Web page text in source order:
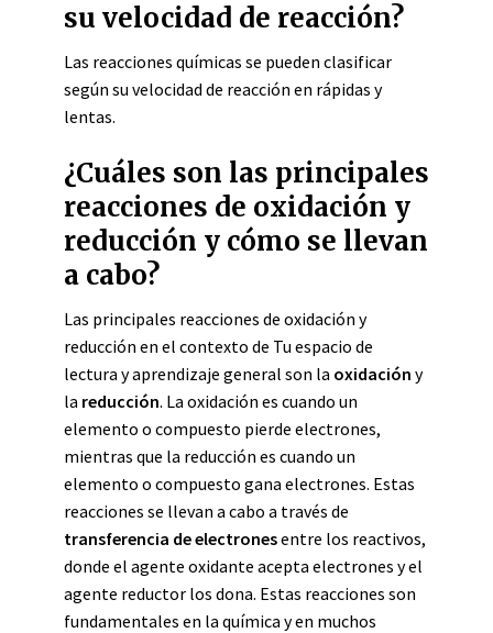
su velocidad de reacción?
Las reacciones químicas se pueden clasificar
según su velocidad de reacción en rápidas y
lentas.
¿Cuáles son las principales
reacciones de oxidación y
reducción y cómo se llevan
a cabo?
Las principales reacciones de oxidación y
reducción en el contexto de Tu espacio de
lectura y aprendizaje general son la oxidación y
la reducción. La oxidación es cuando un
elemento o compuesto pierde electrones,
mientras que la reducción es cuando un
elemento o compuesto gana electrones. Estas
reacciones se llevan a cabo a través de
transferencia de electronesentre los reactivos,
donde el agente oxidante acepta electrones y el
agente reductor los dona. Estas reacciones son
fundamentales en la química y en muchos